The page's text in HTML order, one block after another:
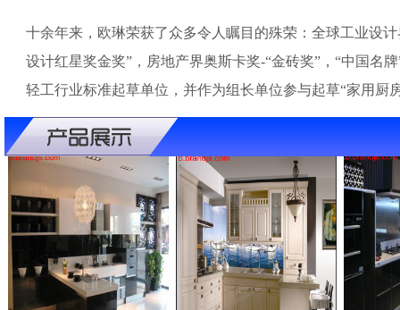
十余年来，欧琳荣获了众多令人瞩目的殊荣：全球工业设
设计红星奖金奖”，房地产界奥斯卡奖-“金砖奖”，“中国
轻工行业标准起草单位，并作为组长单位参与起草“家用厨